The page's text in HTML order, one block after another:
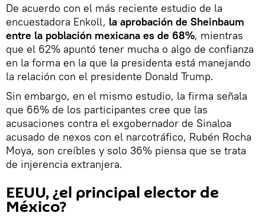
De acuerdo con el más reciente estudio de la
encuestadora Enkoll, la aprobación de Sheinbaum
entre la población mexicana es de 68%, mientras
que el 62% apuntó tener mucha o algo de confianza
en la forma en la que la presidenta está manejando
la relación con el presidente Donald Trump.
Sin embargo, en el mismo estudio, la firma señala
que 66% de los participantes cree que las
acusaciones contra el exgobernador de Sinaloa
acusado de nexos con el narcotráfico, Rubén Rocha
Moya, son creíbles y solo 36% piensa que se trata
de injerencia extranjera.
EEUU, ¿el principal elector de
México?